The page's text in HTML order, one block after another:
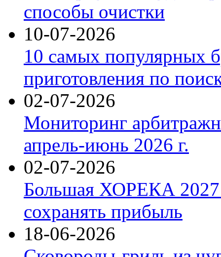
способы очистки
10-07-2026
10 самых популярных
приготовления по
02-07-2026
Мониторинг
апрель-июнь 2026 г.
02-07-2026
Большая ХОРЕКА 2027:
сохранять прибыль
18-06-2026